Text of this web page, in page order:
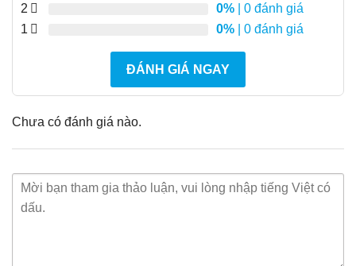
2
0% | 0 đánh giá
1
0% | 0 đánh giá
ĐÁNH GIÁ NGAY
Chưa có đánh giá nào.